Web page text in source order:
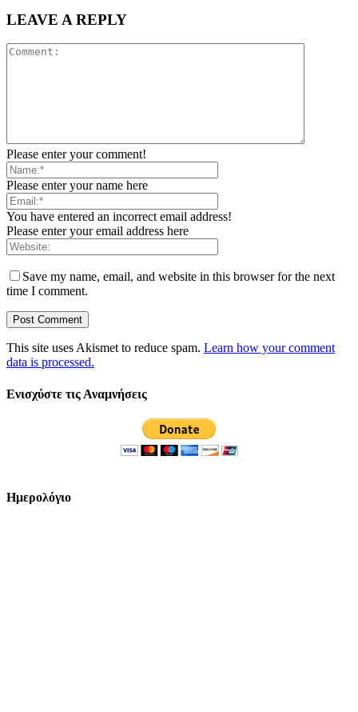
LEAVE A REPLY
Please enter your comment!
Please enter your name here
You have entered an incorrect email address!
Please enter your email address here
Save my name, email, and website in this browser for the next
time I comment.
This site uses Akismet to reduce spam. Learn how your comment
data is processed.
Ενισχύστε τις Αναμνήσεις
Ημερολόγιο